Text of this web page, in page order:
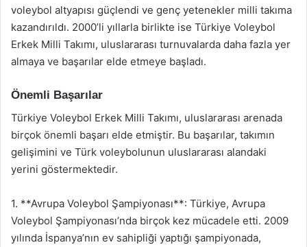
voleybol altyapısı güçlendi ve genç yetenekler milli takıma
kazandırıldı. 2000’li yıllarla birlikte ise Türkiye Voleybol
Erkek Milli Takımı, uluslararası turnuvalarda daha fazla yer
almaya ve başarılar elde etmeye başladı.
Önemli Başarılar
Türkiye Voleybol Erkek Milli Takımı, uluslararası arenada
birçok önemli başarı elde etmiştir. Bu başarılar, takımın
gelişimini ve Türk voleybolunun uluslararası alandaki
yerini göstermektedir.
1. **Avrupa Voleybol Şampiyonası**: Türkiye, Avrupa
Voleybol Şampiyonası’nda birçok kez mücadele etti. 2009
yılında İspanya’nın ev sahipliği yaptığı şampiyonada,